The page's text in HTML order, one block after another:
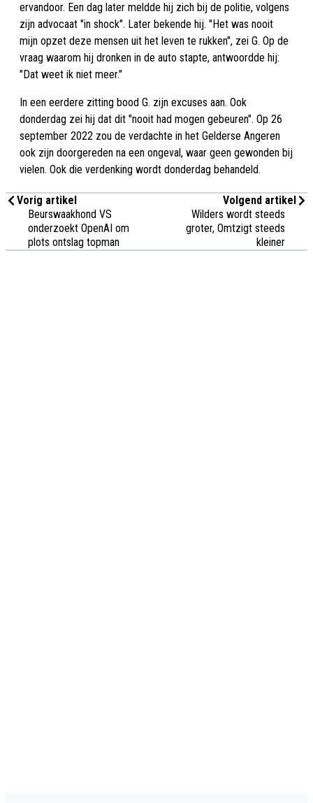
ervandoor. Een dag later meldde hij zich bij de politie, volgens
zijn advocaat "in shock". Later bekende hij. "Het was nooit
mijn opzet deze mensen uit het leven te rukken", zei G. Op de
vraag waarom hij dronken in de auto stapte, antwoordde hij:
"Dat weet ik niet meer."
In een eerdere zitting bood G. zijn excuses aan. Ook
donderdag zei hij dat dit "nooit had mogen gebeuren". Op 26
september 2022 zou de verdachte in het Gelderse Angeren
ook zijn doorgereden na een ongeval, waar geen gewonden bij
vielen. Ook die verdenking wordt donderdag behandeld.
Vorig artikel
Beurswaakhond VS
onderzoekt OpenAI om
plots ontslag topman
Volgend artikel
Wilders wordt steeds
groter, Omtzigt steeds
kleiner